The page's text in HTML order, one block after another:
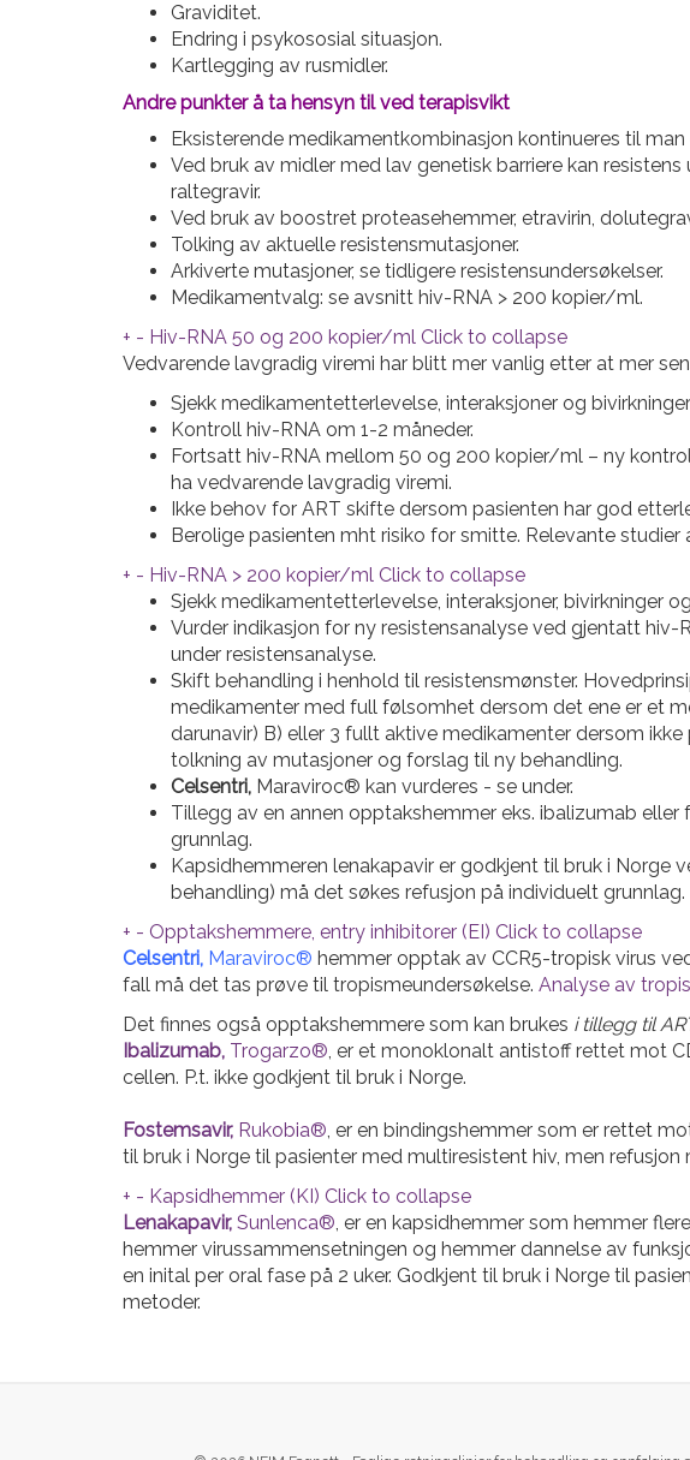
Graviditet.
Endring i psykososial situasjon.
Kartlegging av rusmidler.
Andre punkter å ta hensyn til ved terapisvikt
Eksisterende medikamentkombinasjon kontinueres til
Ved bruk av midler med lav genetisk barriere kan
raltegravir.
Ved bruk av boostret proteasehemmer, etravirin,
Tolking av aktuelle resistensmutasjoner.
Arkiverte mutasjoner, se tidligere resistensundersøkelser.
Medikamentvalg: se avsnitt hiv-RNA > 200 kopier/ml.
+ - Hiv-RNA 50 og 200 kopier/ml Click to collapse
Vedvarende lavgradig viremi har blitt mer vanlig etter at mer
Sjekk medikamentetterlevelse, interaksjoner og
Kontroll hiv-RNA om 1-2 måneder.
Fortsatt hiv-RNA mellom 50 og 200 kopier/ml – ny
ha vedvarende lavgradig viremi.
Ikke behov for ART skifte dersom pasienten har god
Berolige pasienten mht risiko for smitte. Relevante
+ - Hiv-RNA > 200 kopier/ml Click to collapse
Sjekk medikamentetterlevelse, interaksjoner, bivirkninger
Vurder indikasjon for ny resistensanalyse ved gjentatt
under resistensanalyse.
Skift behandling i henhold til resistensmønster.
medikamenter med full følsomhet dersom det ene er et
darunavir) B) eller 3 fullt aktive medikamenter dersom ikke
tolkning av mutasjoner og forslag til ny behandling.
Celsentri, Maraviroc® kan vurderes - se under.
Tillegg av en annen opptakshemmer eks. ibalizumab
grunnlag.
Kapsidhemmeren lenakapavir er godkjent til bruk i Norge
behandling) må det søkes refusjon på individuelt grunnlag.
+ - Opptakshemmere, entry inhibitorer (EI) Click to collapse
Celsentri, Maraviroc® hemmer opptak av CCR5-tropisk virus
fall må det tas prøve til tropismeundersøkelse. Analyse av
Det finnes også opptakshemmere som kan brukes i tillegg til
Ibalizumab, Trogarzo®, er et monoklonalt antistoff rettet mot
cellen. P.t. ikke godkjent til bruk i Norge.
Fostemsavir, Rukobia®, er en bindingshemmer som er rettet
til bruk i Norge til pasienter med multiresistent hiv, men
+ - Kapsidhemmer (KI) Click to collapse
Lenakapavir, Sunlenca®, er en kapsidhemmer som hemmer
hemmer virussammensetningen og hemmer dannelse av
en inital per oral fase på 2 uker. Godkjent til bruk i Norge til
metoder.